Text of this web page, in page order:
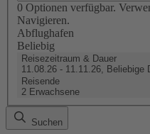
0 Optionen verfügbar.
Navigieren.
Abflughafen
Beliebig
Reisezeitraum & Dauer
11.08.26 - 11.11.26, Beliebige
Reisende
2 Erwachsene
Suchen